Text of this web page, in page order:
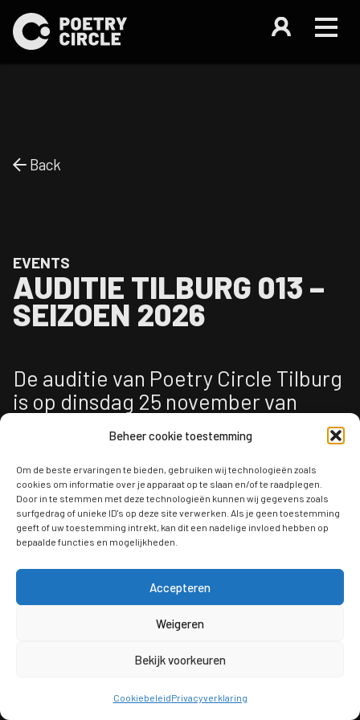
Beheer cookie toestemming
Om de beste ervaringen te bieden, gebruiken wij technologieën zoals
cookies om informatie over je apparaat op te slaan en/of te raadplegen.
Door in te stemmen met deze technologieën kunnen wij gegevens zoals
surfgedrag of unieke ID's op deze site verwerken. Als je geen toestemming
geeft of uw toestemming intrekt, kan dit een nadelige invloed hebben op
bepaalde functies en mogelijkheden.
Accepteren
Weigeren
Bekijk voorkeuren
CookiebeleidPrivacyverklaring
Back
EVENTS
AUDITIE TILBURG 013 –
SEIZOEN 2026
De auditie van Poetry Circle Tilburg
is op dinsdag 25 november van
Carré 50, 5017 JB Tilburg